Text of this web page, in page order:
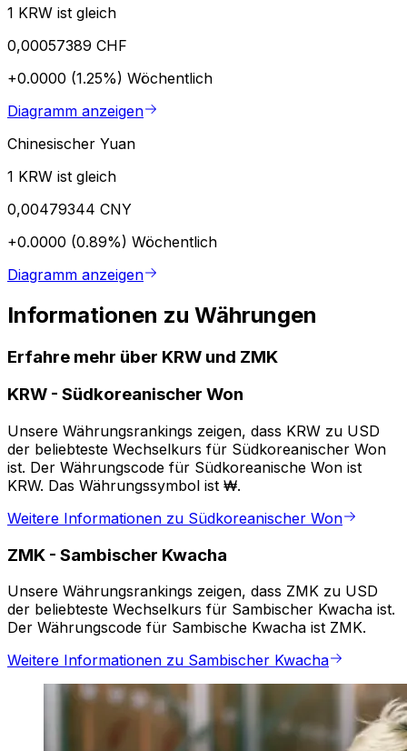
1 KRW ist gleich
0,00057389 CHF
+0.0000 (1.25%) Wöchentlich
Diagramm anzeigen
Chinesischer Yuan
1 KRW ist gleich
0,00479344 CNY
+0.0000 (0.89%) Wöchentlich
Diagramm anzeigen
Informationen zu Währungen
Erfahre mehr über KRW und ZMK
KRW - Südkoreanischer Won
Unsere Währungsrankings zeigen, dass KRW zu USD
der beliebteste Wechselkurs für Südkoreanischer Won
ist. Der Währungscode für Südkoreanische Won ist
KRW. Das Währungssymbol ist ₩.
Weitere Informationen zu Südkoreanischer Won
ZMK - Sambischer Kwacha
Unsere Währungsrankings zeigen, dass ZMK zu USD
der beliebteste Wechselkurs für Sambischer Kwacha ist.
Der Währungscode für Sambische Kwacha ist ZMK.
Weitere Informationen zu Sambischer Kwacha